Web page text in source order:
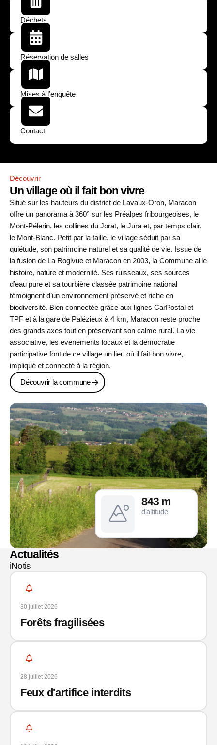
Déchets
Réservation de salles
Mises à l’enquête
Contact
843 m
d’altitude
Découvrir
Un village où il fait bon vivre
Situé sur les hauteurs du district de Lavaux-Oron, Maracon
offre un panorama à 360° sur les Préalpes fribourgeoises, le
Mont-Pélerin, les collines du Jorat, le Jura et, par temps clair,
le Mont-Blanc. Petit par la taille, le village séduit par sa
quiétude, son patrimoine naturel et sa qualité de vie. Issue de
la fusion de La Rogivue et Maracon en 2003, la Commune allie
histoire, nature et modernité. Ses ruisseaux, ses sources
d’eau pure et sa tourbière classée patrimoine national
témoignent d’un environnement préservé et riche en
biodiversité. Bien connectée grâce aux lignes CarPostal et
TPF et à la gare de Palézieux à 4 km, Maracon reste proche
des grands axes tout en préservant son calme rural. La vie
associative, les événements locaux et la démocratie
participative font de ce village un lieu où il fait bon vivre,
impliqué et connecté à la région.
Découvrir la commune
Actualités
iNotis